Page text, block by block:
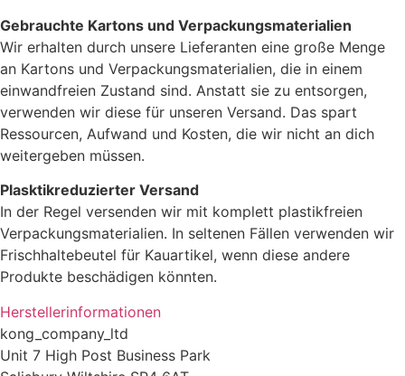
Gebrauchte Kartons und Verpackungsmaterialien
Wir erhalten durch unsere Lieferanten eine große Menge
an Kartons und Verpackungsmaterialien, die in einem
einwandfreien Zustand sind. Anstatt sie zu entsorgen,
verwenden wir diese für unseren Versand. Das spart
Ressourcen, Aufwand und Kosten, die wir nicht an dich
weitergeben müssen.
Plasktikreduzierter Versand
In der Regel versenden wir mit komplett plastikfreien
Verpackungsmaterialien. In seltenen Fällen verwenden wir
Frischhaltebeutel für Kauartikel, wenn diese andere
Produkte beschädigen könnten.
Herstellerinformationen
kong_company_ltd
Unit 7 High Post Business Park